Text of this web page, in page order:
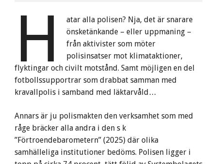
H
atar alla polisen? Nja, det är snarare
önsketänkande – eller uppmaning –
från aktivister som möter
polisinsatser mot klimataktioner,
flyktingar och civilt motstånd. Samt möjligen en del
fotbollssupportrar som drabbat samman med
kravallpolis i samband med läktarvåld…
Annars är ju polismakten den verksamhet som med
råge bräcker alla andra i den s k
”Förtroendebarometern” (2025) där olika
samhälleliga institutioner bedöms. Polisen ligger i